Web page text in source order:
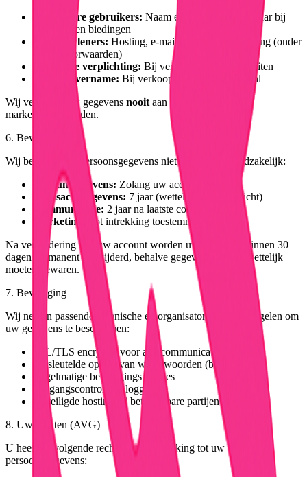
Met andere gebruikers: Naam en rating zijn zichtbaar bij
veilingen en biedingen
Dienstverleners: Hosting, e-mail, betalingsverwerking (onder
strikte voorwaarden)
Wettelijke verplichting: Bij verzoeken van autoriteiten
Bedrijfsovername: Bij verkoop of fusie van Bidz.nl
Wij verkopen uw gegevens nooit aan derden voor
marketingdoeleinden.
6. Bewaartermijn
Wij bewaren uw persoonsgegevens niet langer dan noodzakelijk:
Accountgegevens: Zolang uw account actief is
Transactiegegevens: 7 jaar (wettelijke bewaarplicht)
Communicatie: 2 jaar na laatste contact
Marketing:
Tot intrekking toestemming
Na verwijdering van uw account worden uw gegevens binnen 30
dagen permanent verwijderd, behalve gegevens die wij wettelijk
moeten bewaren.
7. Beveiliging
Wij nemen passende technische en organisatorische maatregelen om
uw gegevens te beschermen:
SSL/TLS encryptie voor alle communicatie
Versleutelde opslag van wachtwoorden (bcrypt)
Regelmatige beveiligingsupdates
Toegangscontrole en logging
Beveiligde hosting bij betrouwbare partijen
8. Uw rechten (AVG)
U heeft de volgende rechten met betrekking tot uw
persoonsgegevens: